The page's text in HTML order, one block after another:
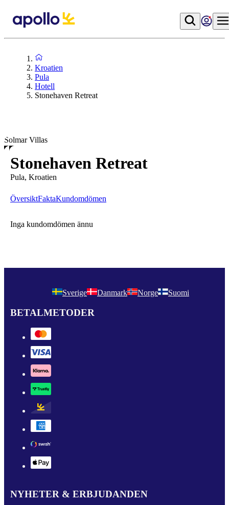
Kroatien
Pula
Hotell
Stonehaven Retreat
Solmar Villas
Stonehaven Retreat
Pula, Kroatien
ÖversiktFaktaKundomdömen
Inga kundomdömen ännu
Sverige Danmark Norge Suomi
BETALMETODER
NYHETER & ERBJUDANDEN